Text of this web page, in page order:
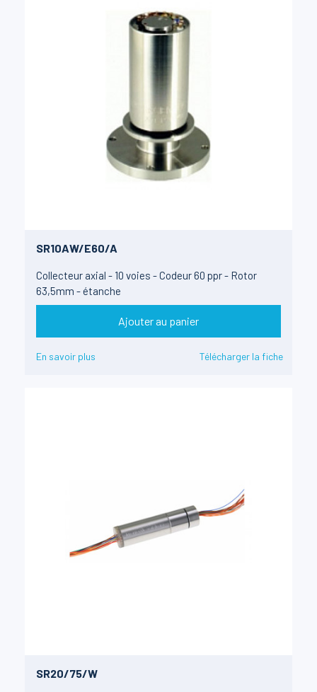
SR10AW/E60/A
Collecteur axial - 10 voies - Codeur 60 ppr - Rotor
63,5mm - étanche
Ajouter au panier
En savoir plus Télécharger la fiche
SR20/75/W